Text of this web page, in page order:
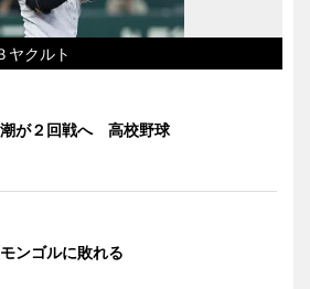
ヤクルト
が２回戦へ 高校野球
ンゴルに敗れる